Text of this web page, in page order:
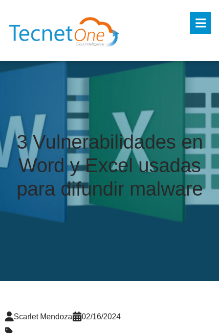
3 Vulnerabilidades en
Word y Excel usadas
para difundir malware
Scarlet Mendoza 02/16/2024